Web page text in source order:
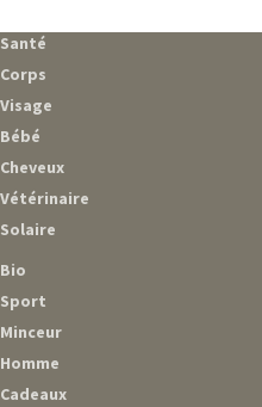
Santé
Corps
Visage
Bébé
Cheveux
Vétérinaire
Solaire
Bio
Sport
Minceur
Homme
Cadeaux